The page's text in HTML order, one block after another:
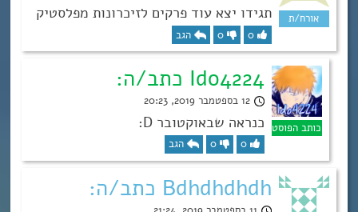
תגידו יצא עוד פרקים לזיכרונות מפלסטיק
0
0 הגב
Ido4224 כתב/ה:
12 בספטמבר 2019, 20:23
כנראה שבאוקטובר D:
0
0 הגב
Bdhdhdhdh כתב/ה: